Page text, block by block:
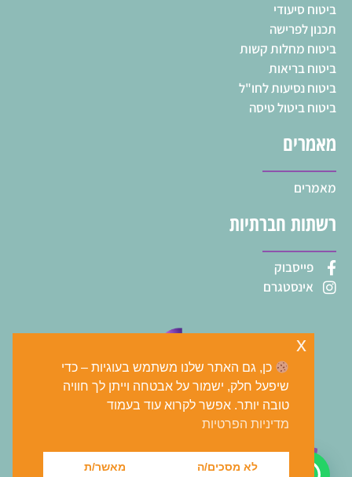
כן, גם האתר שלנו משתמש בעוגיות – כדי
שיפעל חלק, ישמור על אבטחה וייתן לך חוויה
טובה יותר. אפשר לקרוא עוד בעמוד
מדיניות הפרטיות
לא מסכים/ה מאשר/ת
x
ביטוח סיעודי
תכנון לפרישה
ביטוח מחלות קשות
ביטוח בריאות
ביטוח נסיעות לחו"ל
ביטוח ביטול טיסה
מאמרים
מאמרים
רשתות חברתיות
פייסבוק
אינסטגרם
073-2271413
tomer@shalem-bit.co.il